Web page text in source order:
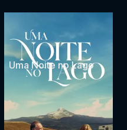
Uma Noite no Lago